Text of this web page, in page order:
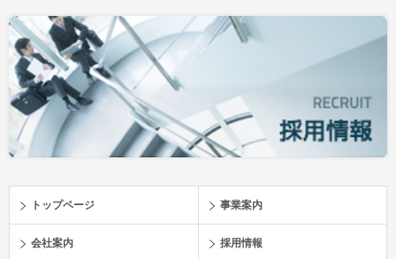
トップページ 事業案内
会社案内 採用情報